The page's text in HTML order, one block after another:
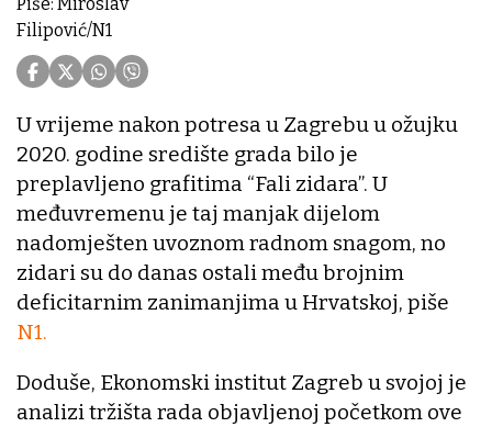
Piše: Miroslav
Filipović/N1
U vrijeme nakon potresa u Zagrebu u ožujku
2020. godine središte grada bilo je
preplavljeno grafitima “Fali zidara”. U
međuvremenu je taj manjak dijelom
nadomješten uvoznom radnom snagom, no
zidari su do danas ostali među brojnim
deficitarnim zanimanjima u Hrvatskoj, piše
N1.
Doduše, Ekonomski institut Zagreb u svojoj je
analizi tržišta rada objavljenoj početkom ove